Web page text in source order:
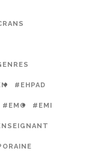
#EHPAD
#EMC #EMI